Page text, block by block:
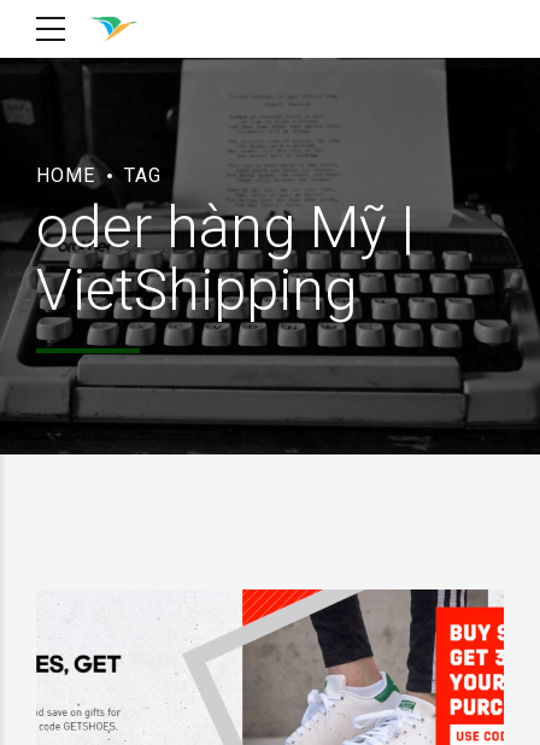
HOME TAG
oder hàng Mỹ |
VietShipping